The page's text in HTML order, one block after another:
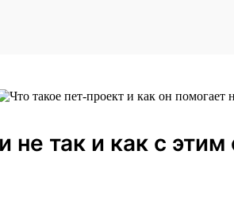
так и как с этим